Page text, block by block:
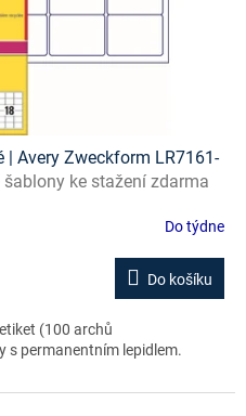
| Avery Zweckform LR7161-
ke stažení zdarma
Do týdne
Do košíku
(100 archů
s permanentním lepidlem.